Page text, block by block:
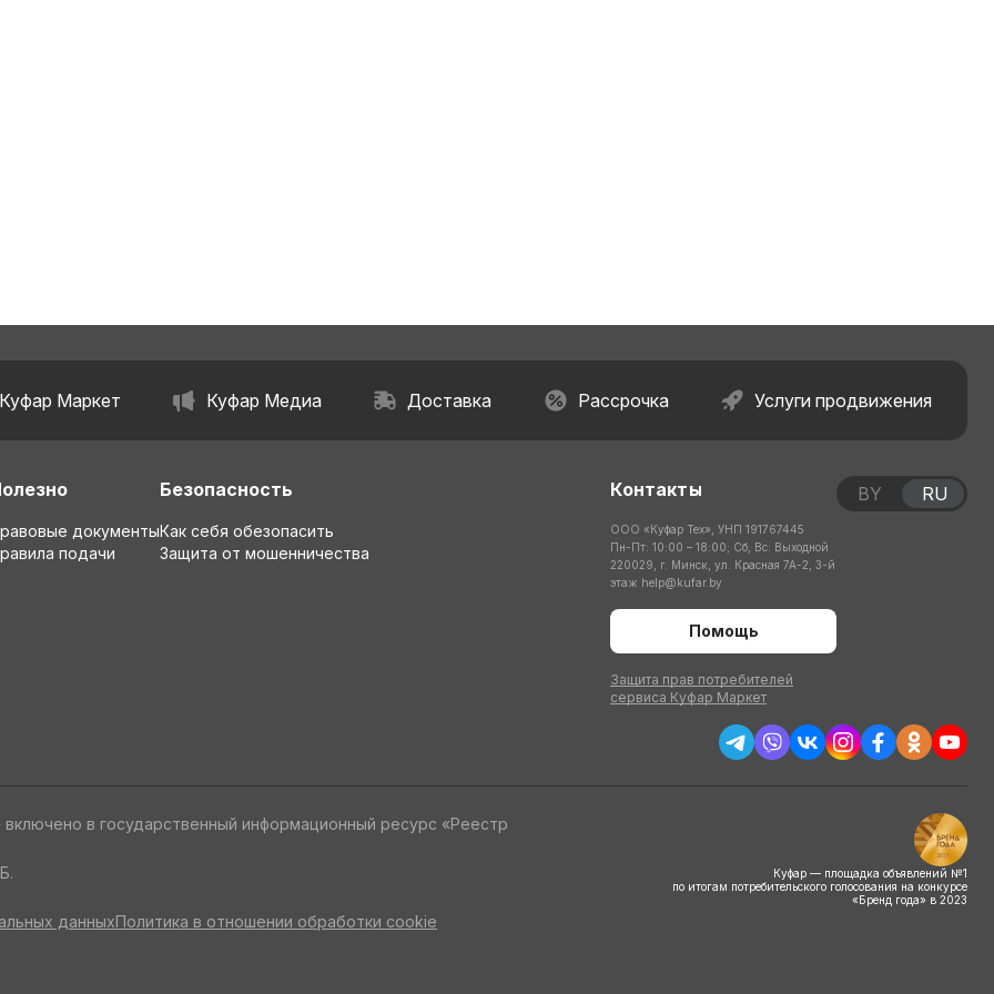
аvаst, аvg
чем в магазине)
камеры и др.
выключения ноутбука
и развлечений
с жестких дисков и
Куфар Маркет Куфар Медиа Доставка Рассрочка Услуги продвижения
документы
подачи
Безопасность
Как себя обезопасить
Защита от мошенничества
Контакты
ООО «Куфар Тех», УНП 191767445
Пн-Пт: 10:00 – 18:00; Сб, Вс: Выходной
220029, г. Минск, ул. Красная 7А-2, 3-й
этаж help@kufar.by
Помощь
Защита прав потребителей
сервиса Куфар Маркет
BY RU
в государственный информационный ресурс «Реестр
данныхПолитика в отношении обработки cookie
Куфар — площадка объявлений №1
по итогам потребительского голосования на конкурсе
«Бренд года» в 2023